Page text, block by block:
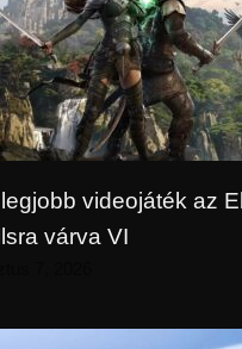
videojáték az
várva VI